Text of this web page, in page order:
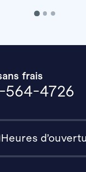
frais
564-4726
Heures